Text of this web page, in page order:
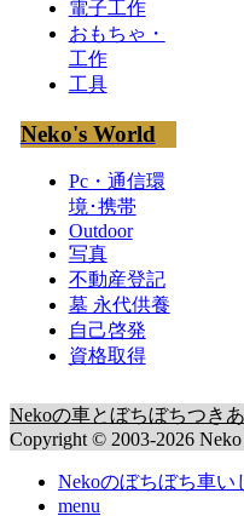
電子工作
おもちゃ・
工作
工具
Neko's World
Pc・通信環
境･携帯
Outdoor
写真
不動産登記
墓 永代供養
自己啓発
資格取得
Nekoの車とぼちぼちつき
Copyright © 2003-2026
Nekoのぼちぼち車い
menu